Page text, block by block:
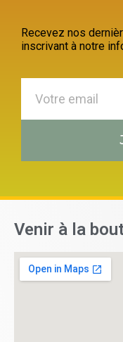
Recevez nos
inscrivant à notre
Venir à la